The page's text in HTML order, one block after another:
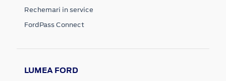
Rechemari in service
FordPass Connect
LUMEA FORD